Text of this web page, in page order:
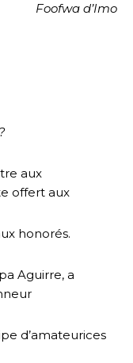
Foofwa d’Imo
aux
offert aux
honorés.
Aguirre, a
d’amateurices